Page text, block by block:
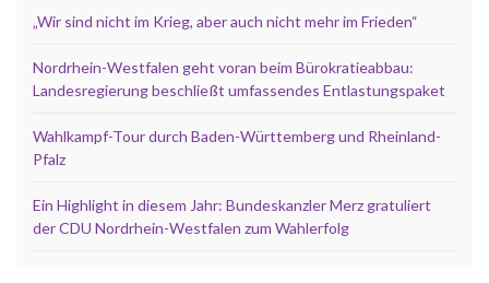
„Wir sind nicht im Krieg, aber auch nicht mehr im Frieden“
Nordrhein-Westfalen geht voran beim Bürokratieabbau:
Landesregierung beschließt umfassendes Entlastungspaket
Wahlkampf-Tour durch Baden-Württemberg und Rheinland-
Pfalz
Ein Highlight in diesem Jahr: Bundeskanzler Merz gratuliert
der CDU Nordrhein-Westfalen zum Wahlerfolg